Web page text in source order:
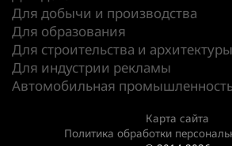
Для добычи и производства
Для образования
Для строительства и архитектуры
Для индустрии рекламы
Автомобильная
Карта сайта
Политика обработки